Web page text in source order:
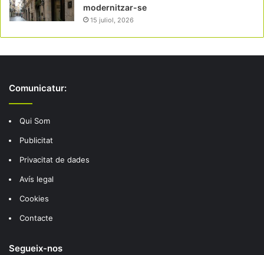
modernitzar-se
15 juliol, 2026
Comunicatur:
Qui Som
Publicitat
Privacitat de dades
Avís legal
Cookies
Contacte
Segueix-nos